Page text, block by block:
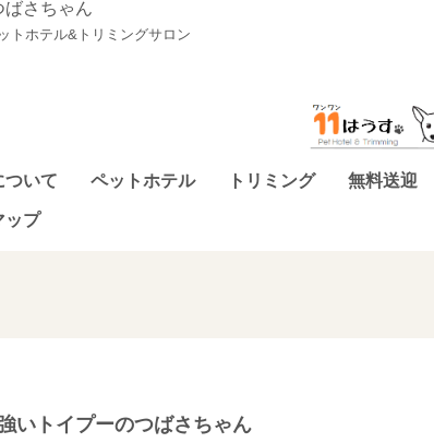
さちゃん
トホテル&トリミングサロン
ついて ペットホテル トリミング 無料送迎
ップ
いトイプーのつばさちゃん